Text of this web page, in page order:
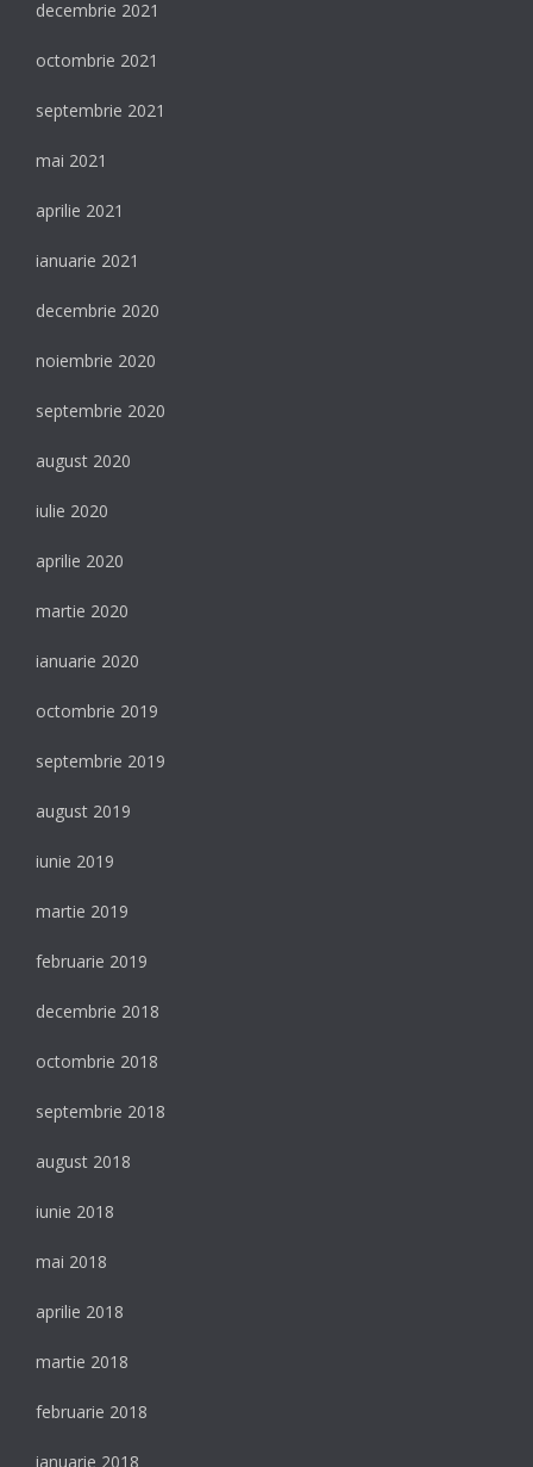
decembrie 2021
octombrie 2021
septembrie 2021
mai 2021
aprilie 2021
ianuarie 2021
decembrie 2020
noiembrie 2020
septembrie 2020
august 2020
iulie 2020
aprilie 2020
martie 2020
ianuarie 2020
octombrie 2019
septembrie 2019
august 2019
iunie 2019
martie 2019
februarie 2019
decembrie 2018
octombrie 2018
septembrie 2018
august 2018
iunie 2018
mai 2018
aprilie 2018
martie 2018
februarie 2018
ianuarie 2018